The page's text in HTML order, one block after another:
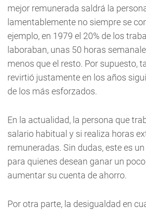
mejor remunerada saldrá la
lamentablemente no siempre se
ejemplo, en 1979 el 20% de los
laboraban, unas 50 horas
menos que el resto. Por supuesto,
revirtió justamente en los años
de los más esforzados.
En la actualidad, la persona que
salario habitual y si realiza horas
remuneradas. Sin dudas, este es
para quienes desean ganar un
aumentar su cuenta de ahorro.
Por otra parte, la desigualdad en